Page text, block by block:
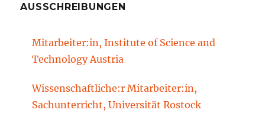
AUSSCHREIBUNGEN
Mitarbeiter:in, Institute of Science and
Technology Austria
Wissenschaftliche:r Mitarbeiter:in,
Sachunterricht, Universität Rostock